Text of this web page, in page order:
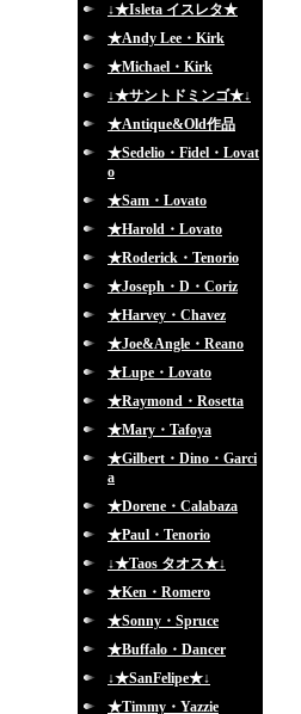
↓★Isleta イスレタ★
★Andy Lee・Kirk
★Michael・Kirk
↓★サントドミンゴ★↓
★Antique&Old作品
★Sedelio・Fidel・Lovat
o
★Sam・Lovato
★Harold・Lovato
★Roderick・Tenorio
★Joseph・D・Coriz
★Harvey・Chavez
★Joe&Angle・Reano
★Lupe・Lovato
★Raymond・Rosetta
★Mary・Tafoya
★Gilbert・Dino・Garci
a
★Dorene・Calabaza
★Paul・Tenorio
↓★Taos タオス★↓
★Ken・Romero
★Sonny・Spruce
★Buffalo・Dancer
↓★SanFelipe★↓
★Timmy・Yazzie